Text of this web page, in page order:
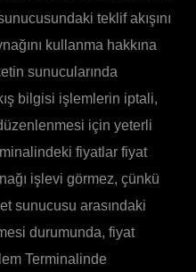
teklif akışını
kullanma hakkına
sunucularında
bilgisi işlemlerin iptali,
için yeterli
fiyatlar fiyat
işlevi görmez, çünkü
sunucusu arasındaki
durumunda, fiyat
Terminalinde